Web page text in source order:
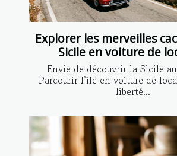
Explorer les merveilles
Sicile en voiture de
Envie de découvrir la Sicile
Parcourir l’île en voiture de
liberté...